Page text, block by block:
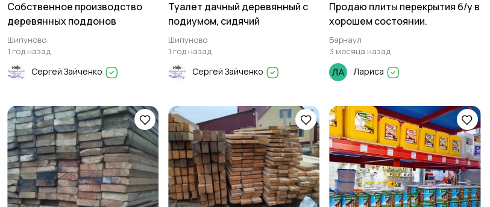
Собственное производство
деревянных поддонов
Шипуново
1 год назад
Сергей Зайченко
Туалет дачный деревянный с
подиумом, сидячий
Шипуново
1 год назад
Сергей Зайченко
Продаю плиты перекрытия б/у в
хорошем состоянии.
Барнаул
3 месяца назад
Лариса